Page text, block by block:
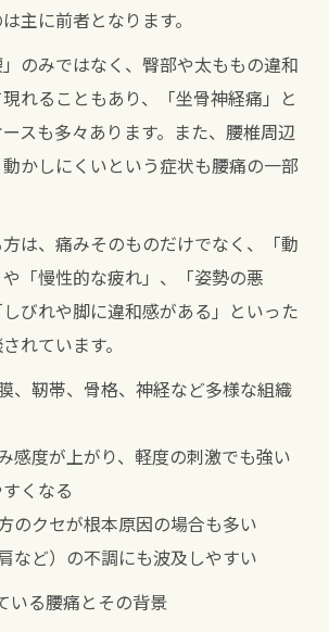
主に前者となります。
のみではなく、臀部や太ももの違和
れることもあり、「坐骨神経痛」と
スも多々あります。また、腰椎周辺
かしにくいという症状も腰痛の一部
は、痛みそのものだけでなく、「動
「慢性的な疲れ」、「姿勢の悪
びれや脚に違和感がある」といった
れています。
、靭帯、骨格、神経など多様な組織
感度が上がり、軽度の刺激でも強い
くなる
のクセが根本原因の場合も多い
など）の不調にも波及しやすい
いる腰痛とその背景